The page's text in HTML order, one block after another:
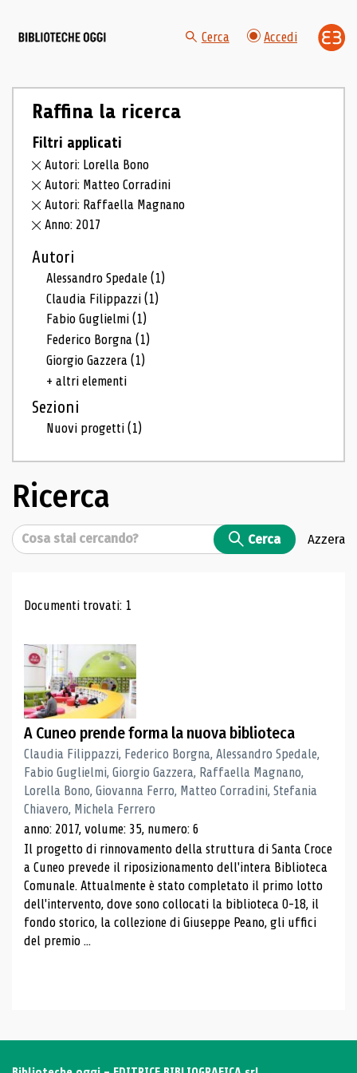
Cerca Accedi
Raffina la ricerca
Filtri applicati
Autori: Lorella Bono
Autori: Matteo Corradini
Autori: Raffaella Magnano
Anno: 2017
Autori
Alessandro Spedale(1)
Claudia Filippazzi(1)
Fabio Guglielmi(1)
Federico Borgna(1)
Giorgio Gazzera(1)
+ altri elementi
Sezioni
Nuovi progetti(1)
Ricerca
Cerca Cerca Azzera
Risultati di ricerca
Documenti trovati: 1
A Cuneo prende forma la nuova biblioteca
Claudia Filippazzi, Federico Borgna, Alessandro Spedale,
Fabio Guglielmi, Giorgio Gazzera, Raffaella Magnano,
Lorella Bono, Giovanna Ferro, Matteo Corradini, Stefania
Chiavero, Michela Ferrero
anno: 2017, volume: 35, numero: 6
Il progetto di rinnovamento della struttura di Santa Croce
a Cuneo prevede il riposizionamento dell'intera Biblioteca
Comunale. Attualmente è stato completato il primo lotto
dell'intervento, dove sono collocati la biblioteca 0-18, il
fondo storico, la collezione di Giuseppe Peano, gli uffici
del premio ...